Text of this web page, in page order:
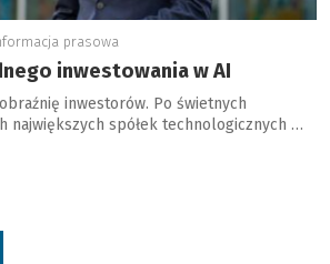
prasowa
inwestowania w AI
inwestorów. Po świetnych
największych spółek technologicznych …